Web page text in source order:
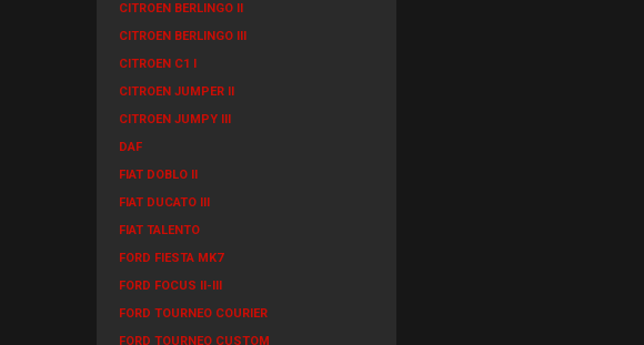
CITROEN BERLINGO II
CITROEN BERLINGO III
CITROEN C1 I
CITROEN JUMPER II
CITROEN JUMPY III
DAF
FIAT DOBLO II
FIAT DUCATO III
FIAT TALENTO
FORD FIESTA MK7
FORD FOCUS II-III
FORD TOURNEO COURIER
FORD TOURNEO CUSTOM